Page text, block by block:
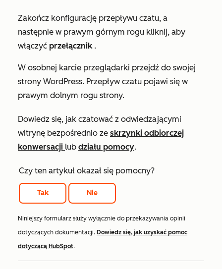
Zakończ konfigurację przepływu czatu, a
następnie w prawym górnym rogu kliknij, aby
włączyć przełącznik .
W osobnej karcie przeglądarki przejdź do swojej
strony WordPress. Przepływ czatu pojawi się w
prawym dolnym rogu strony.
Dowiedz się, jak czatować z odwiedzającymi
witrynę bezpośrednio ze skrzynki odbiorczej
konwersacji lub działu pomocy.
Czy ten artykuł okazał się pomocny?
Tak Nie
Niniejszy formularz służy wyłącznie do przekazywania opinii
dotyczących dokumentacji. Dowiedz się, jak uzyskać pomoc
dotyczącą HubSpot.